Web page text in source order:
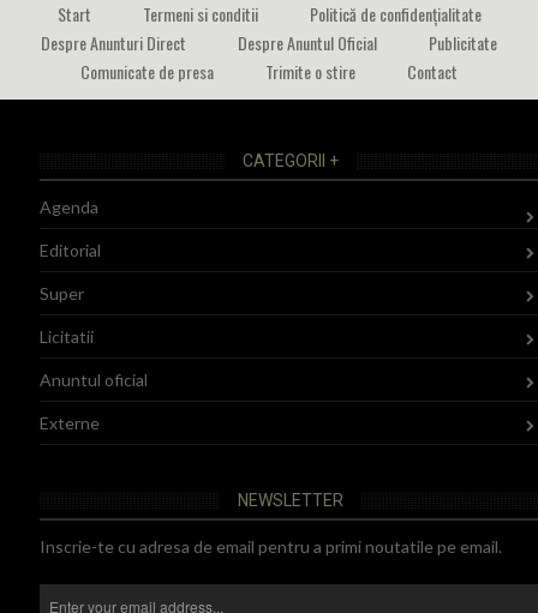
Start Termeni si conditii
Politică de confidențialitate
Despre Anunturi Direct
Despre Anuntul Oficial
Publicitate
Comunicate de presa
Trimite o stire Contact
CATEGORII +
Agenda
Editorial
Super
Licitatii
Anuntul oficial
Externe
NEWSLETTER
Inscrie-te cu adresa de email pentru a primi noutatile pe email.